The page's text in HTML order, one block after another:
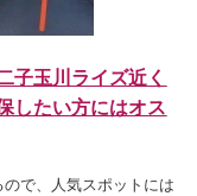
子玉川ライズ近く
したい方にはオス
で、人気スポットには